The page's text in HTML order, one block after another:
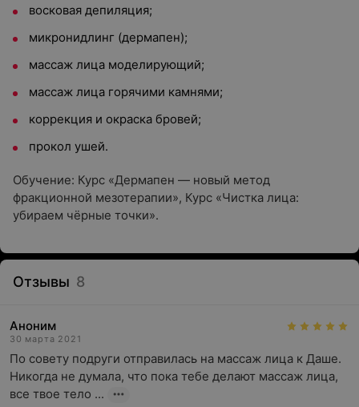
восковая депиляция;
микронидлинг (дермапен);
массаж лица моделирующий;
массаж лица горячими камнями;
коррекция и окраска бровей;
прокол ушей.
Обучение: Курс «‎Дермапен — новый метод
фракционной мезотерапии», Курс «‎Чистка лица:
убираем чёрные точки».
Отзывы 8
Аноним
30 марта 2021
По совету подруги отправилась на массаж лица к Даше.
Никогда не думала, что пока тебе делают массаж лица,
все твое тело ...